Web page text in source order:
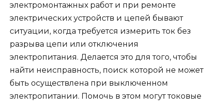
электромонтажных работ и при ремонте
электрических устройств и цепей бывают
ситуации, когда требуется измерить ток без
разрыва цепи или отключения
электропитания. Делается это для того, чтобы
найти неисправность, поиск которой не может
быть осуществлена при выключенном
электропитании. Помочь в этом могут токовые